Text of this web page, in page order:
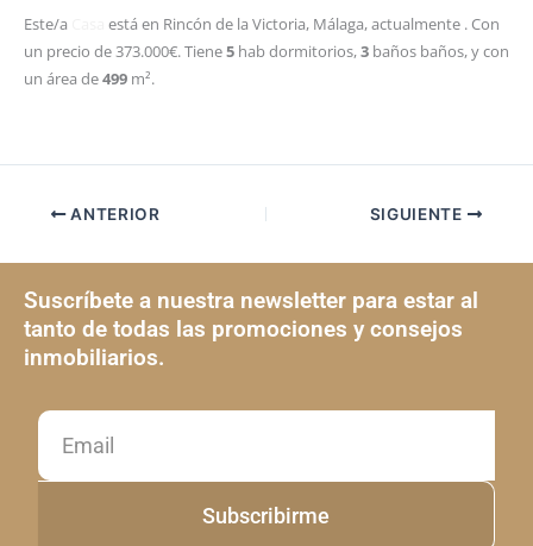
Este/a
está en Rincón de la Victoria, Málaga, actualmente . Con
un precio de 373.000€. Tiene5 habdormitorios,3 baños baños, y con
un área de499 m².
ANTERIOR SIGUIENTE
Suscríbete a nuestra newsletter para estar al
tanto de todas las promociones y consejos
inmobiliarios.
Email
Subscribirme